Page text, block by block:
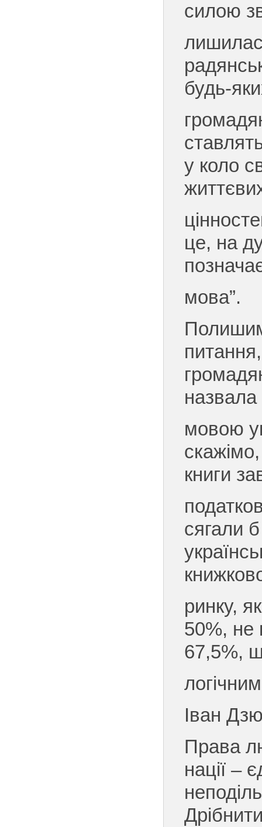
силою
будь-
у коло
це, на
мова”.
мовою
книги
сягали
ринку,
50%, не
67,5%,
Іван
Права
нації –